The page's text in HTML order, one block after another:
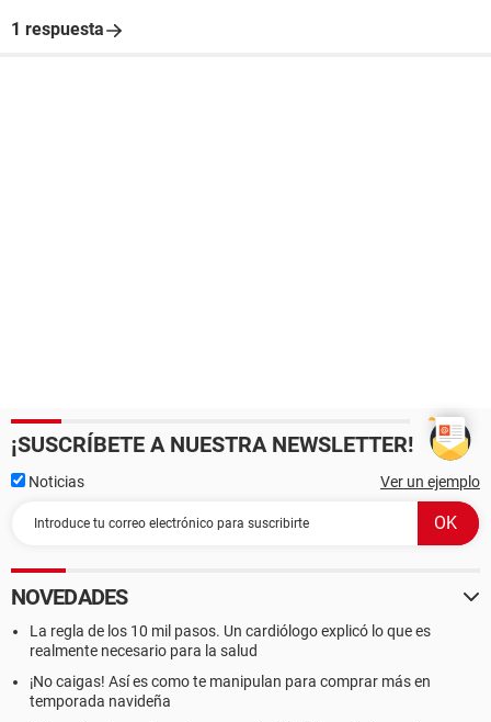
1 respuesta
¡SUSCRÍBETE A NUESTRA NEWSLETTER!
Noticias Ver un ejemplo
NOVEDADES
La regla de los 10 mil pasos. Un cardiólogo explicó lo que es
realmente necesario para la salud
¡No caigas! Así es como te manipulan para comprar más en
temporada navideña